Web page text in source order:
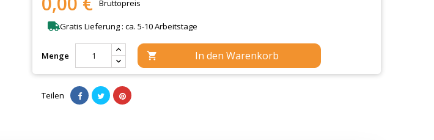
Bruttopreis
Gratis Lieferung : ca. 5-10 Arbeitstage
Menge  In den Warenkorb
Teilen